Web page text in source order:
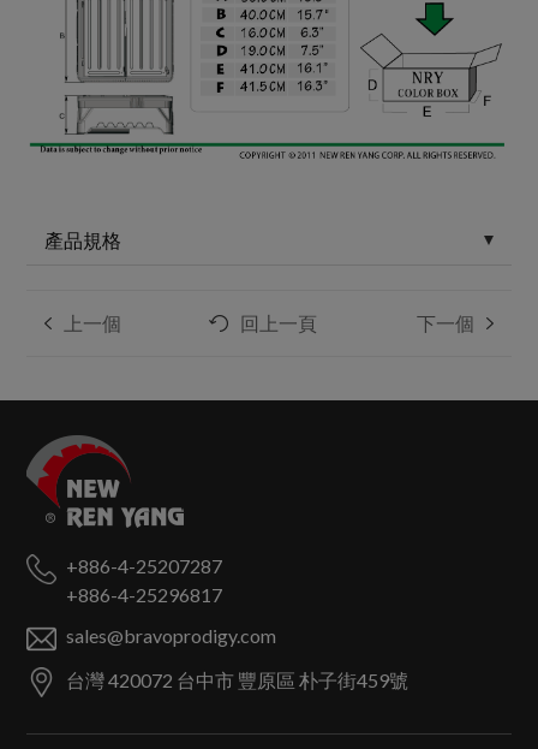
產品規格
上一個 回上一頁 下一個
+886-4-25207287
+886-4-25296817
sales@bravoprodigy.com
台灣420072 台中市 豐原區 朴子街459號